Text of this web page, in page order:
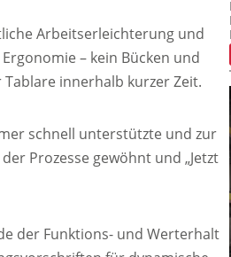
Arbeitserleichterung und
– kein Bücken und
innerhalb kurzer Zeit.
schnell unterstützte und zur
Prozesse gewöhnt und „Jetzt
der Funktions- und Werterhalt